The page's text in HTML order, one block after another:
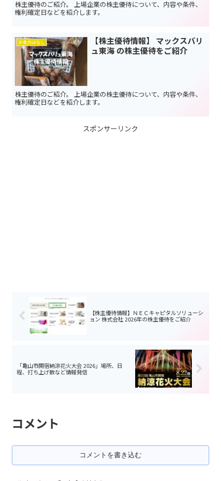
株主優待のご紹介。 上場企業の株主優待について、内容や条件、
権利確定日などを紹介します。
お金のはなし
【株主優待情報】 マックスバリ
ュ東海 の株主優待をご紹介
株主優待のご紹介。 上場企業の株主優待について、内容や条件、
権利確定日などを紹介します。
スポンサーリンク
【株主優待情報】ＮＥＣキャピタルソリューシ
ョン 株式会社 2026年の株主優待をご紹介
「亀山市関宿納涼花火大会 2026」場所、日
程、打ち上げ数など情報発信
コメント
コメントを書き込む